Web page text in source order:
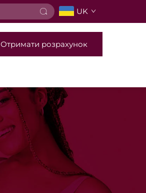
UK
Отримати розрахунок